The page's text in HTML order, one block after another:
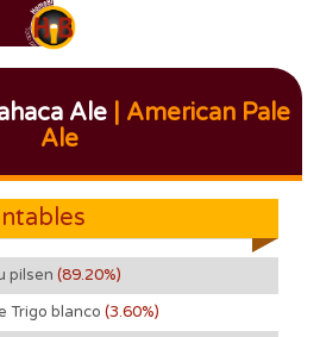
Ale | American Pale
Ale
pilsen (89.20%)
Trigo blanco (3.60%)